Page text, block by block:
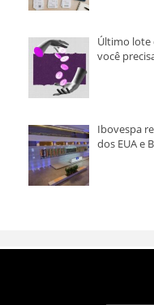
Último lote
você
Ibovespa
dos EUA e